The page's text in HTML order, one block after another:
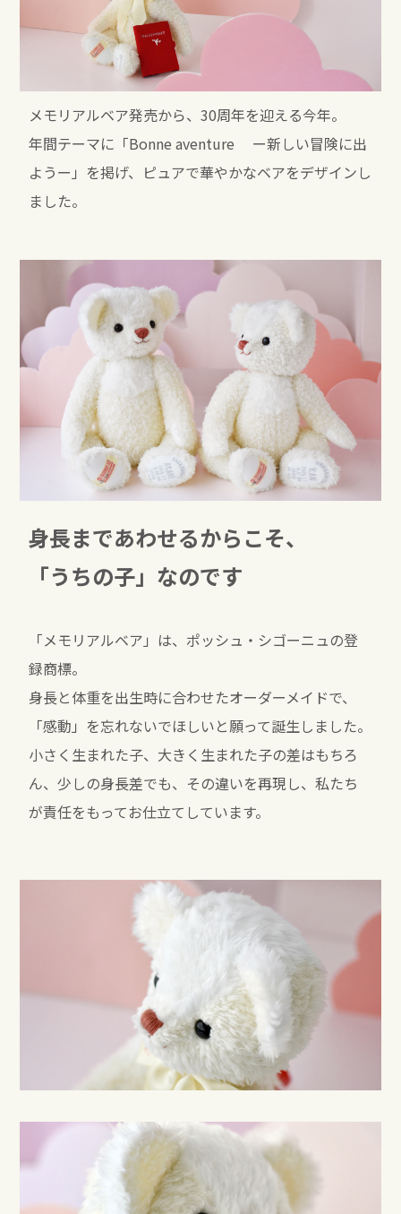
メモリアルベア発売から、30周年を迎える今年。
年間テーマに「Bonne aventure ー新しい冒険に出
ようー」を掲げ、ピュアで華やかなベアをデザインし
ました。
身長まであわせるからこそ、
「うちの子」なのです
「メモリアルベア」は、ポッシュ・シゴーニュの登
録商標。
身長と体重を出生時に合わせたオーダーメイドで、
「感動」を忘れないでほしいと願って誕生しました。
小さく生まれた子、大きく生まれた子の差はもちろ
ん、少しの身長差でも、その違いを再現し、私たち
が責任をもってお仕立てしています。